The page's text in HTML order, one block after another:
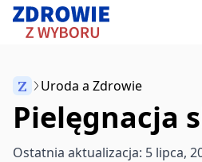
Przeskocz do treści
Z Uroda a Zdrowie
Pielęgnacja
Ostatnia aktualizacja: 5 lipca,